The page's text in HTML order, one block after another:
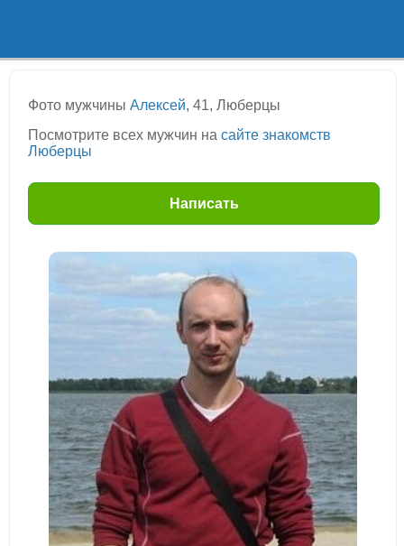
Фото мужчины Алексей, 41, Люберцы
Посмотрите всех мужчин на сайте знакомств
Люберцы
Написать